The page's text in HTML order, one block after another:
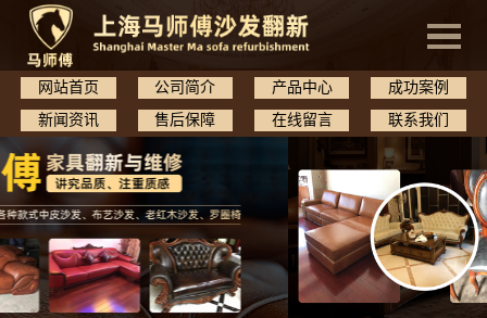
网站首页 公司简介 产品中心
成功案例
新闻资讯
售后保障 在线留言 联系我们